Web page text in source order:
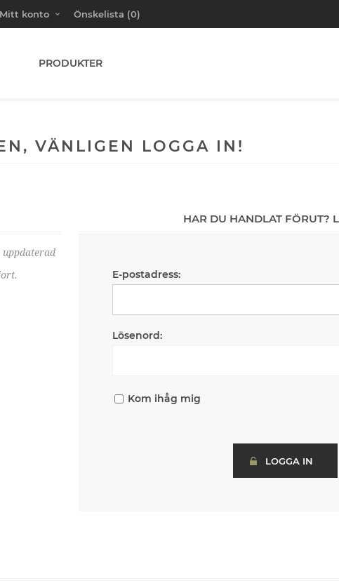
Mitt konto Önskelista (0)
PRODUKTER
VÄNLIGEN LOGGA IN!
HAR DU HANDLAT FÖRUT?
E-postadress:
Lösenord:
Kom ihåg mig
LOGGA IN